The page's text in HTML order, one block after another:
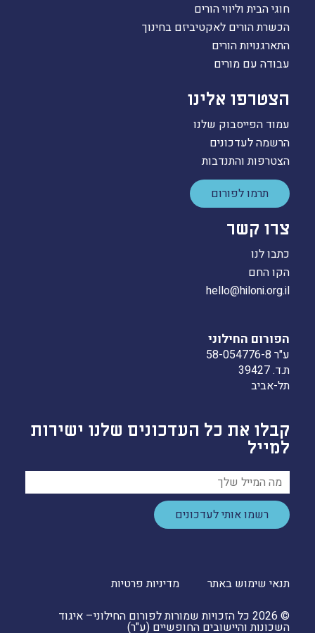
חוגי הבית וליווי הורים
הכשרת הורים לאקטיביזם בחינוך
התארגנויות הורים
עבודה עם מורים
הצטרפו אלינו
עמוד הפייסבוק שלנו
הרשמה לעדכונים
הצטרפות והתנדבות
תרמו לפורום
צרו קשר
כתבו לנו
הקו החם
hello@hiloni.org.il
קבלו את כל העדכונים שלנו ישירות
למייל
רשמו אותי לעדכונים
הפורום החילוני
ע"ר 58-054776-8
ת.ד. 39427
תל-אביב
© 2026 כל הזכויות שמורות לפורום החילוני– איגוד
השכונות והיישובים החופשיים (ע"ר)
תנאי שימוש באתר מדיניות פרטיות